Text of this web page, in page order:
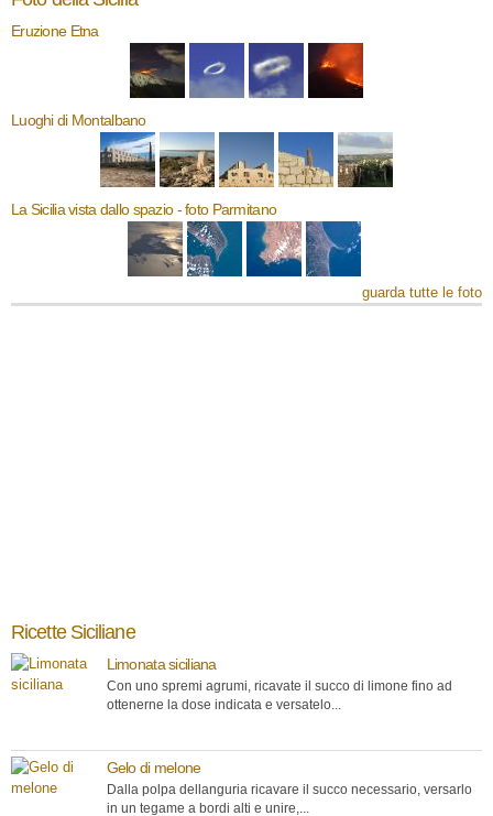
Eruzione Etna
Luoghi di Montalbano
La Sicilia vista dallo spazio - foto Parmitano
guarda tutte le foto
Ricette Siciliane
Limonata siciliana
Con uno spremi agrumi, ricavate il succo di limone fino ad
ottenerne la dose indicata e versatelo...
Gelo di melone
Dalla polpa dellanguria ricavare il succo necessario, versarlo
in un tegame a bordi alti e unire,...